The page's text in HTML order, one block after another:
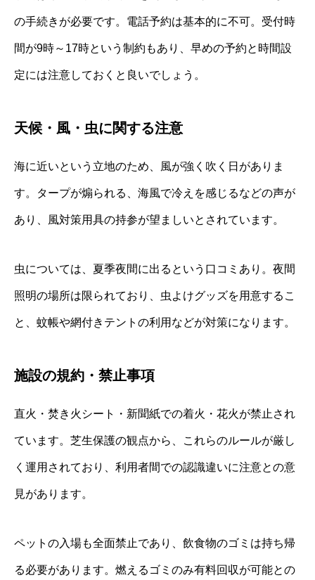
の手続きが必要です。電話予約は基本的に不可。受付時
間が9時～17時という制約もあり、早めの予約と時間設
定には注意しておくと良いでしょう。
天候・風・虫に関する注意
海に近いという立地のため、風が強く吹く日がありま
す。タープが煽られる、海風で冷えを感じるなどの声が
あり、風対策用具の持参が望ましいとされています。
虫については、夏季夜間に出るという口コミあり。夜間
照明の場所は限られており、虫よけグッズを用意するこ
と、蚊帳や網付きテントの利用などが対策になります。
施設の規約・禁止事項
直火・焚き火シート・新聞紙での着火・花火が禁止され
ています。芝生保護の観点から、これらのルールが厳し
く運用されており、利用者間での認識違いに注意との意
見があります。
ペットの入場も全面禁止であり、飲食物のゴミは持ち帰
る必要があります。燃えるゴミのみ有料回収が可能との